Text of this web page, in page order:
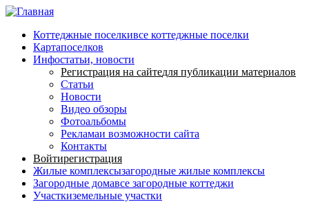
Перейти к основному содержанию
Коттеджные поселкивсе коттеджные поселки
Картапоселков
Инфостатьи, новости
Регистрация на сайтедля публикации материалов
Статьи
Новости
Видео обзоры
Фотоальбомы
Рекламаи возможности сайта
Контакты
Войтирегистрация
Жилые комплексызагородные жилые комплексы
Загородные домавсе загородные коттеджи
Участкиземельные участки